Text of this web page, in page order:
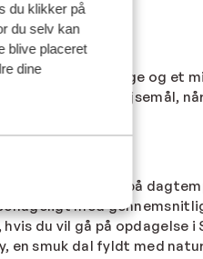
du klikker på
du selv kan
blive placeret
dine300 solskinsdage og et
til et oplagt rejsemål,
byder typisk på
med
hvis du vil gå på opdagelse i
en smuk dal fyldt med